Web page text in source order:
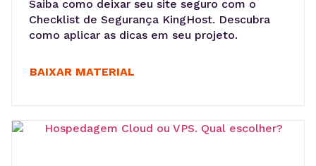
Saiba como deixar seu site seguro com o
Checklist de Segurança KingHost. Descubra
como aplicar as dicas em seu projeto.
BAIXAR MATERIAL